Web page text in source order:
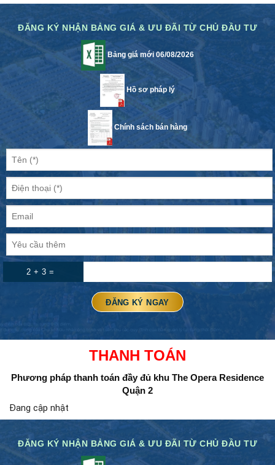
ĐĂNG KÝ NHẬN BẢNG GIÁ & ƯU ĐÃI TỪ CHỦ ĐẦU TƯ
Bảng giá mới 06/08/2026
Hồ sơ pháp lý
Chính sách bán hàng
2 + 3 =
THANH TOÁN
Phương pháp thanh toán đầy đủ khu The Opera Residence
Quận 2
Đang cập nhật
ĐĂNG KÝ NHẬN BẢNG GIÁ & ƯU ĐÃI TỪ CHỦ ĐẦU TƯ